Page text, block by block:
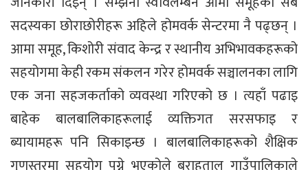
सदस्यका छोराछोरीहरू अहिले होमवर्क सेन्टरमा नै पढ्छन् ।
आमा समूह, किशोरी संवाद केन्द्र र स्थानीय अभिभावकहरूको
सहयोगमा केही रकम संकलन गरेर होमवर्क सञ्चालनका लागि
एक जना सहजकर्ताको व्यवस्था गरिएको छ । त्यहाँ पढाइ
बाहेक बालबालिकाहरूलाई व्यक्तिगत सरसफाइ र
ब्यायामहरू पनि सिकाइन्छ । बालबालिकाहरूको शैक्षिक